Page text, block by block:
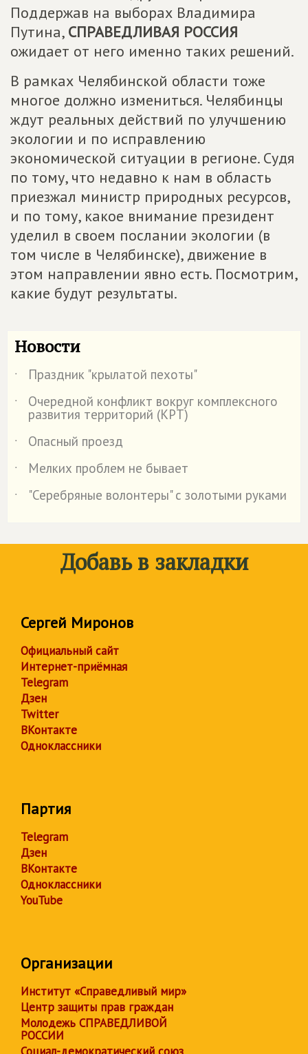
Поддержав на выборах Владимира
Путина, СПРАВЕДЛИВАЯ РОССИЯ
ожидает от него именно таких решений.
В рамках Челябинской области тоже
многое должно измениться. Челябинцы
ждут реальных действий по улучшению
экологии и по исправлению
экономической ситуации в регионе. Судя
по тому, что недавно к нам в область
приезжал министр природных ресурсов,
и по тому, какое внимание президент
уделил в своем послании экологии (в
том числе в Челябинске), движение в
этом направлении явно есть. Посмотрим,
какие будут результаты.
Новости
˙
Праздник "крылатой пехоты"
˙
Очередной конфликт вокруг комплексного
развития территорий (КРТ)
˙
Опасный проезд
˙
Мелких проблем не бывает
˙
"Серебряные волонтеры" с золотыми руками
Добавь в закладки
Сергей Миронов
Официальный сайт
Интернет-приёмная
Telegram
Дзен
Twitter
ВКонтакте
Одноклассники
Партия
Telegram
Дзен
ВКонтакте
Одноклассники
YouTube
Организации
Институт «Справедливый мир»
Центр защиты прав граждан
Молодежь СПРАВЕДЛИВОЙ
РОССИИ